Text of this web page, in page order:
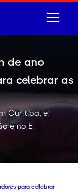
de ano
celebrar as
Curitiba, e
e no E-
para celebrar